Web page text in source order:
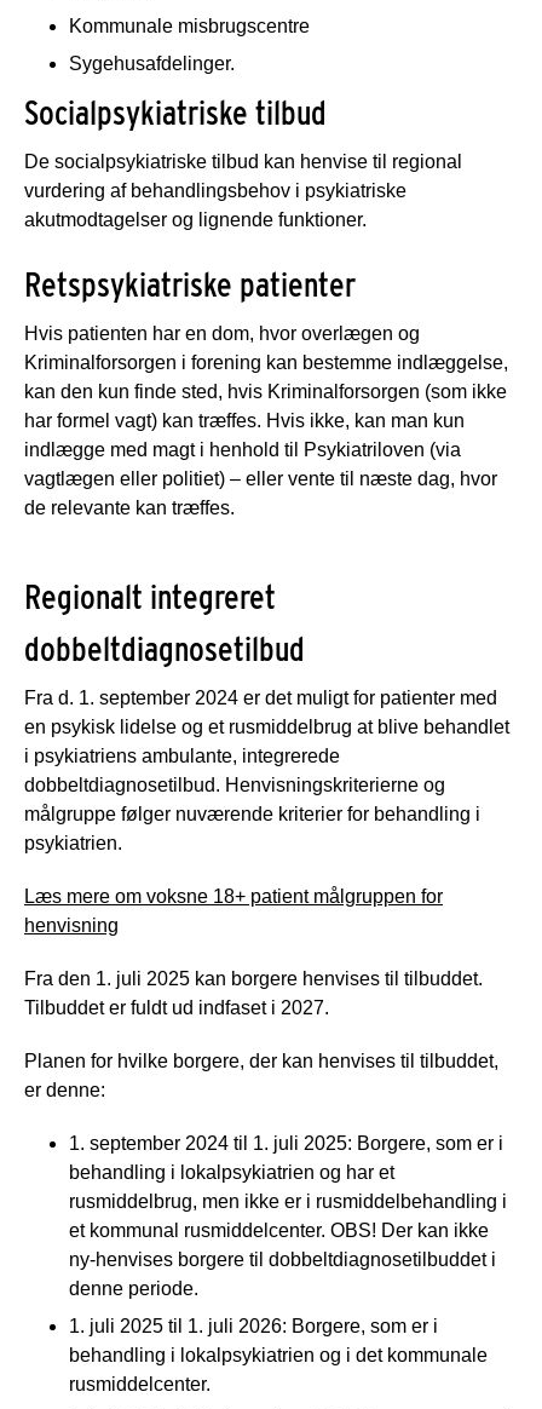
Kommunale misbrugscentre
Sygehusafdelinger.
Socialpsykiatriske tilbud
De socialpsykiatriske tilbud kan henvise til regional
vurdering af behandlingsbehov i psykiatriske
akutmodtagelser og lignende funktioner.
Retspsykiatriske patienter
Hvis patienten har en dom, hvor overlægen og
Kriminalforsorgen i forening kan bestemme indlæggelse,
kan den kun finde sted, hvis Kriminalforsorgen (som ikke
har formel vagt) kan træffes. Hvis ikke, kan man kun
indlægge med magt i henhold til Psykiatriloven (via
vagtlægen eller politiet) – eller vente til næste dag, hvor
de relevante kan træffes.
Regionalt integreret
dobbeltdiagnosetilbud
Fra d. 1. september 2024 er det muligt for patienter med
en psykisk lidelse og et rusmiddelbrug at blive behandlet
i psykiatriens ambulante, integrerede
dobbeltdiagnosetilbud. Henvisningskriterierne og
målgruppe følger nuværende kriterier for behandling i
psykiatrien.
Læs mere om voksne 18+ patient målgruppen for
henvisning
Fra den 1. juli 2025 kan borgere henvises til tilbuddet.
Tilbuddet er fuldt ud indfaset i 2027.
Planen for hvilke borgere, der kan henvises til tilbuddet,
er denne:
1. september 2024 til 1. juli 2025: Borgere, som er i
behandling i lokalpsykiatrien og har et
rusmiddelbrug, men ikke er i rusmiddelbehandling i
et kommunal rusmiddelcenter. OBS! Der kan ikke
ny-henvises borgere til dobbeltdiagnosetilbuddet i
denne periode.
1. juli 2025 til 1. juli 2026: Borgere, som er i
behandling i lokalpsykiatrien og i det kommunale
rusmiddelcenter.